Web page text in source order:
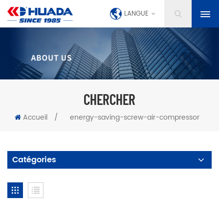
LANGUE
CHERCHER
Accueil / energy-saving-screw-air-compressor
Catégories